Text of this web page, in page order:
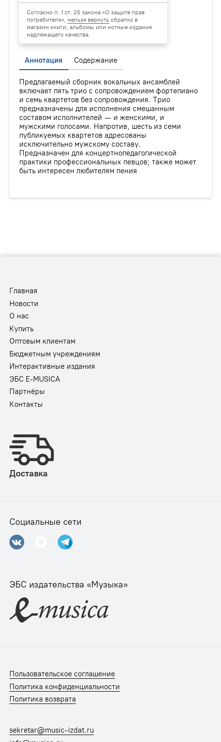
Согласно п. 1 ст. 25 закона «О защите прав
потребителя», нельзя вернуть обратно в
магазин книги, альбомы или нотные издания
надлежащего качества.
Аннотация Содержание
Предлагаемый сборник вокальных ансамблей
включает пять трио с сопровождением фортепиано
и семь квартетов без сопровождения. Трио
предназначены для исполнения смешанным
составом исполнителей — и женскими, и
мужскими голосами. Напротив, шесть из семи
публикуемых квартетов адресованы
исключительно мужскому составу.
Предназначен для концертно­педагогической
практики профессиональных певцов; также может
быть интересен любителям пения
Главная
Новости
О нас
Купить
Оптовым клиентам
Бюджетным учреждениям
Интерактивные издания
ЭБС E-MUSICA
Партнёры
Контакты
Доставка
Социальные сети
ЭБС издательства «Музыка»
Пользовательское соглашение
Политика конфиденциальности
Политика возврата
sekretar@music-izdat.ru